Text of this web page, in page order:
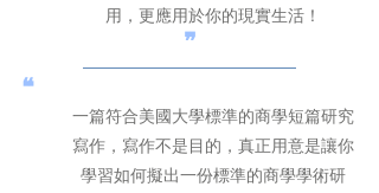
用，更應用於你的現實生活！
❞
———————————————
❝
一篇符合美國大學標準的商學短篇研究
寫作，寫作不是目的，真正用意是讓你
學習如何擬出一份標準的商學學術研